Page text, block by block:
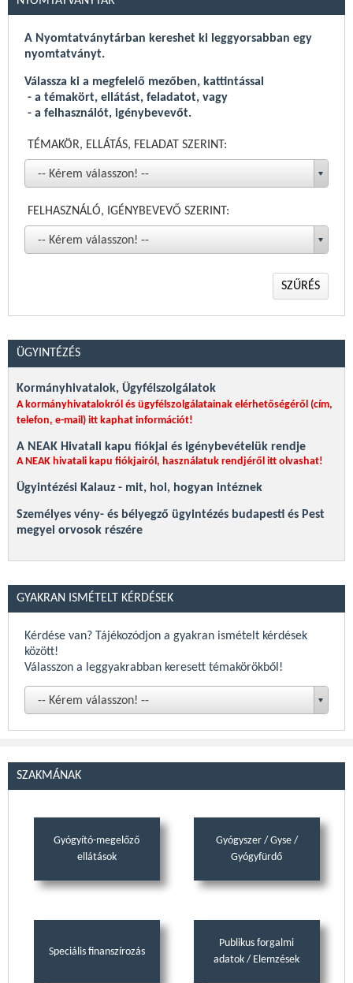
Háziorvosi és fogorvosi praxisjog vásárlási pályázati
felhívás 2026
CT/MR rekordkép változás 2026.01
Közzétételre került a CT/MR teljesítmény jelentéseinek
elkészítéséhez szükséges rekordkép módosított verziója.
A Nyomtatványtárban kereshet ki leggyorsabban egy
nyomtatványt.
Válassza ki a megfelelő mezőben, kattintással
- a témakört, ellátást, feladatot, vagy
- a felhasználót, igénybevevőt.
TÉMAKÖR, ELLÁTÁS, FELADAT SZERINT:
-- Kérem válasszon! --
FELHASZNÁLÓ, IGÉNYBEVEVŐ SZERINT:
-- Kérem válasszon! --
SZŰRÉS
ÜGYINTÉZÉS
Kormányhivatalok, Ügyfélszolgálatok
A kormányhivatalokról és ügyfélszolgálatainak elérhetőségéről (cím,
telefon, e-mail) itt kaphat információt!
A NEAK Hivatali kapu fiókjai és igénybevételük rendje
A NEAK hivatali kapu fiókjairól, használatuk rendjéről itt olvashat!
Ügyintézési Kalauz - mit, hol, hogyan intéznek
Személyes vény- és bélyegző ügyintézés budapesti és Pest
megyei orvosok részére
GYAKRAN ISMÉTELT KÉRDÉSEK
Kérdése van? Tájékozódjon a gyakran ismételt kérdések
között!
Válasszon a leggyakrabban keresett témakörökből!
-- Kérem válasszon! --
SZAKMÁNAK
Gyógyító-megelőző
ellátások
Gyógyszer / Gyse /
Gyógyfürdő
Speciális finanszírozás
Publikus forgalmi
adatok / Elemzések